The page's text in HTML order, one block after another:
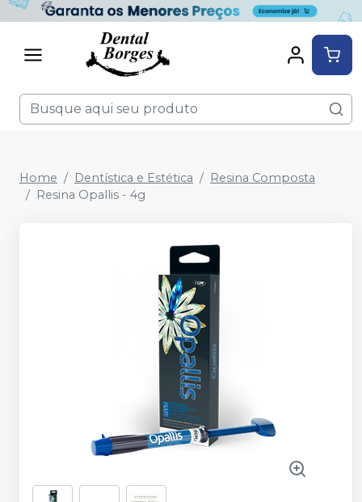
Home Dentística e Estética
Resina Composta
Resina Opallis - 4g